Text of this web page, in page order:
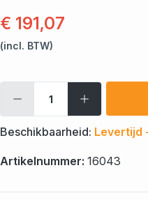
€ 191,07
(incl. BTW)
Beschikbaarheid: Levertijd
Artikelnummer: 16043